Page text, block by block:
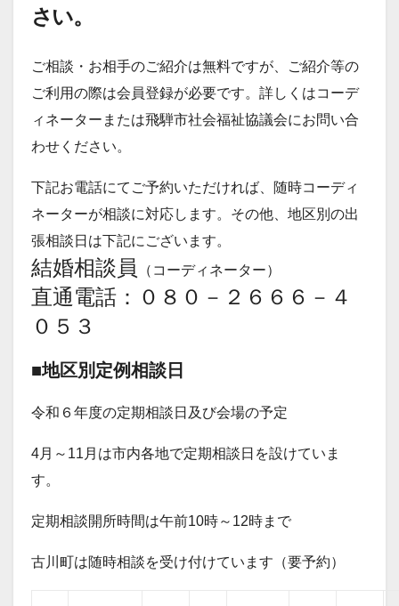
さい。
ご相談・お相手のご紹介は無料ですが、ご紹介等の
ご利用の際は会員登録が必要です。詳しくはコーデ
ィネーターまたは飛騨市社会福祉協議会にお問い合
わせください。
下記お電話にてご予約いただければ、随時コーディ
ネーターが相談に対応します。その他、地区別の出
張相談日は下記にございます。
結婚相談員 （コーディネーター）
直通電話：０８ ０－２６６６－４
０５３
■地区別定例相談日
令和６年度の定期相談日及び会場の予定
4月～11月は市内各地で定期相談日を設けていま
す。
定期相談開所時間は午前10時～12時まで
古川町は随時相談を受け付けています（要予約）